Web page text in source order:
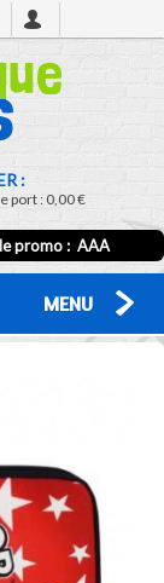
:
port :0,00 €
promo : AAA
MENU